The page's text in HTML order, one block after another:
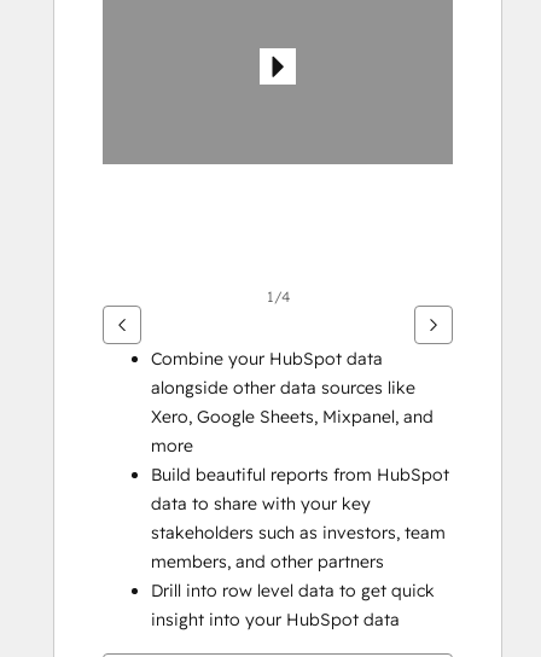
1/4
Combine your HubSpot data
alongside other data sources like
Xero, Google Sheets, Mixpanel, and
more
Build beautiful reports from HubSpot
data to share with your key
stakeholders such as investors, team
members, and other partners
Drill into row level data to get quick
insight into your HubSpot data